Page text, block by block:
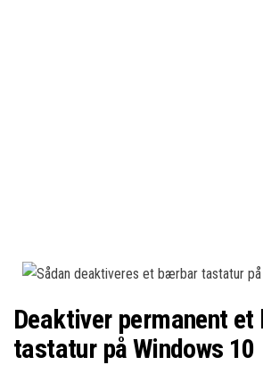
Deaktiver permanent
tastatur på Windows 10